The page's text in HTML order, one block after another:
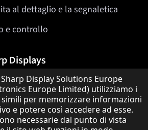
al dettaglio e la segnaletica
e controllo
Displays
Program
protezione dei dati
Display Solutions Europe
Europe Limited) utilizziamo i
per memorizzare informazioni
e potere così accedere ad esse.
necessarie dal punto di vista